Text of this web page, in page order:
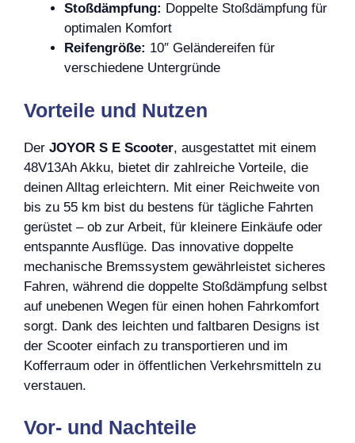
Stoßdämpfung: Doppelte Stoßdämpfung für
optimalen Komfort
Reifengröße: 10″ Geländereifen für
verschiedene Untergründe
Vorteile und Nutzen
Der JOYOR S E Scooter, ausgestattet mit einem
48V13Ah Akku, bietet dir zahlreiche Vorteile, die
deinen Alltag erleichtern. Mit einer Reichweite von
bis zu 55 km bist du bestens für tägliche Fahrten
gerüstet – ob zur Arbeit, für kleinere Einkäufe oder
entspannte Ausflüge. Das innovative doppelte
mechanische Bremssystem gewährleistet sicheres
Fahren, während die doppelte Stoßdämpfung selbst
auf unebenen Wegen für einen hohen Fahrkomfort
sorgt. Dank des leichten und faltbaren Designs ist
der Scooter einfach zu transportieren und im
Kofferraum oder in öffentlichen Verkehrsmitteln zu
verstauen.
Vor- und Nachteile